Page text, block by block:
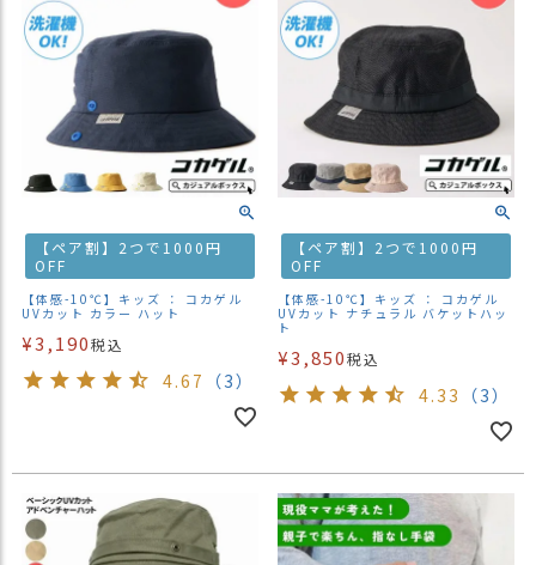
【ペア割】2つで1000円
OFF
【体感-10℃】キッズ ： コカゲル
UVカット カラー ハット
¥3,190税込
4.67 （3）
【ペア割】2つで1000円
OFF
【体感-10℃】キッズ ： コカゲル
UVカット ナチュラル バケットハッ
ト
¥3,850税込
4.33 （3）